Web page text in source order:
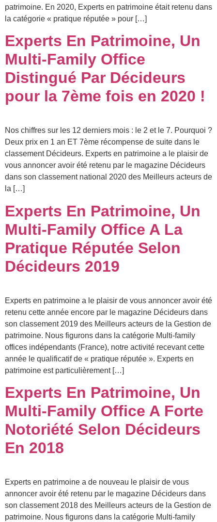
patrimoine. En 2020, Experts en patrimoine était retenu dans
la catégorie « pratique réputée » pour […]
Experts En Patrimoine, Un
Multi-Family Office
Distingué Par Décideurs
pour la 7ème fois en 2020 !
Nos chiffres sur les 12 derniers mois : le 2 et le 7. Pourquoi ?
Deux prix en 1 an ET 7ème récompense de suite dans le
classement Décideurs. Experts en patrimoine a le plaisir de
vous annoncer avoir été retenu par le magazine Décideurs
dans son classement national 2020 des Meilleurs acteurs de
la […]
Experts En Patrimoine, Un
Multi-Family Office A La
Pratique Réputée Selon
Décideurs 2019
Experts en patrimoine a le plaisir de vous annoncer avoir été
retenu cette année encore par le magazine Décideurs dans
son classement 2019 des Meilleurs acteurs de la Gestion de
patrimoine. Nous figurons dans la catégorie Multi-family
offices indépendants (France), notre activité recevant cette
année le qualificatif de « pratique réputée ». Experts en
patrimoine est particulièrement […]
Experts En Patrimoine, Un
Multi-Family Office A Forte
Notoriété Selon Décideurs
En 2018
Experts en patrimoine a de nouveau le plaisir de vous
annoncer avoir été retenu par le magazine Décideurs dans
son classement 2018 des Meilleurs acteurs de la Gestion de
patrimoine. Nous figurons dans la catégorie Multi-family